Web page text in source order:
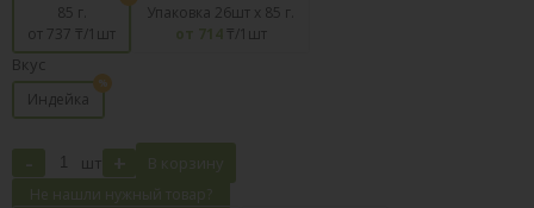
85 г.
от 737 ₸/1шт
Упаковка 26шт х 85 г.
от 714₸/1шт
Вкус
Индейка
- шт + В корзину
Не нашли нужный товар?